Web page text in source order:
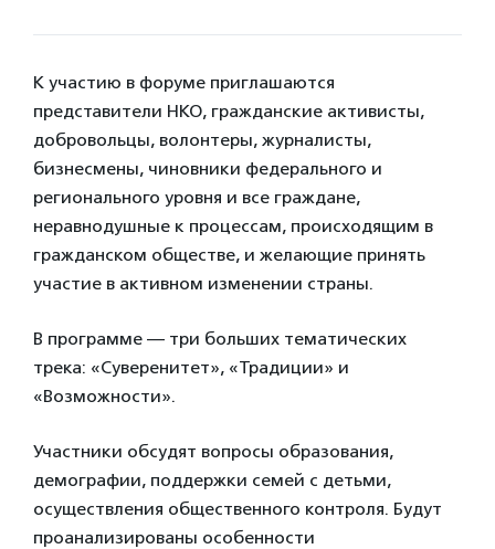
К участию в форуме приглашаются
представители НКО, гражданские активисты,
добровольцы, волонтеры, журналисты,
бизнесмены, чиновники федерального и
регионального уровня и все граждане,
неравнодушные к процессам, происходящим в
гражданском обществе, и желающие принять
участие в активном изменении страны.
В программе — три больших тематических
трека: «Суверенитет», «Традиции» и
«Возможности».
Участники обсудят вопросы образования,
демографии, поддержки семей с детьми,
осуществления общественного контроля. Будут
проанализированы особенности